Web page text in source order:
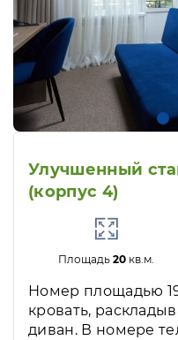
Улучшенный
(корпус 4)
Площадь20 кв.м.
Номер площадью
кровать,
диван. В номере